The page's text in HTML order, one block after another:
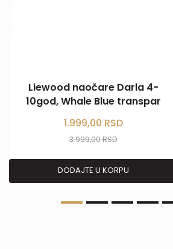
Liewood naočare Darla 4-
10god, Whale Blue transpar
1.999,00 RSD
3.999,00RSD
DODAJTE U KORPU